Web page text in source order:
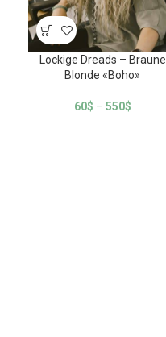
Lockige Dreads – Braune
Blonde «Boho»
60$ – 550$